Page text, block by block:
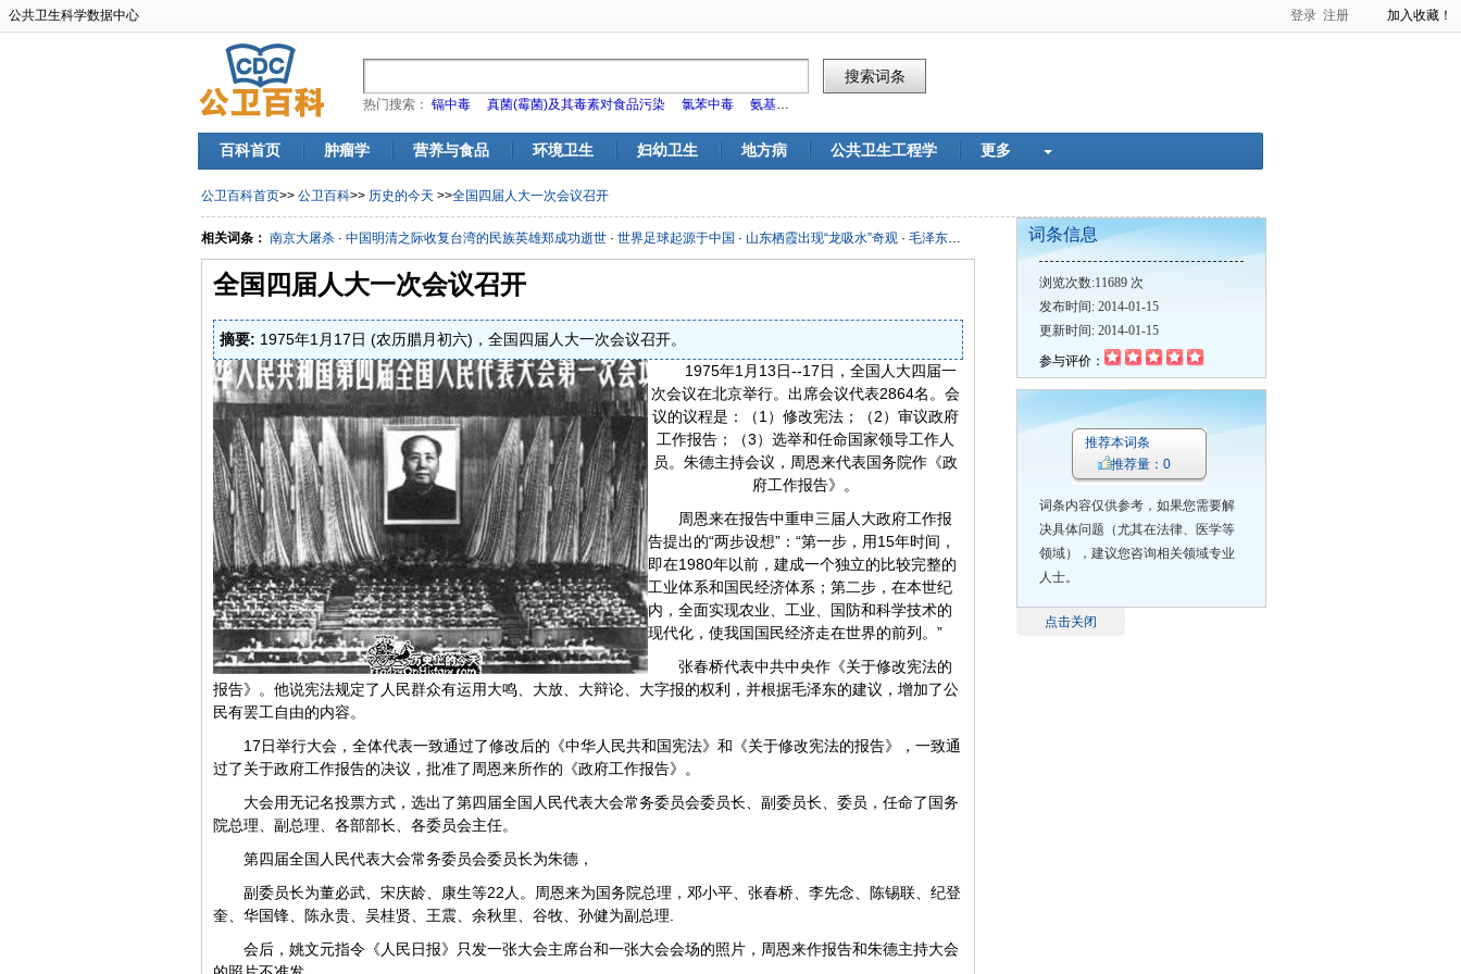
公共卫生科学数据中心 登录 注册 加入收藏！
热门搜索： 镉中毒 真菌(霉菌)及其毒素对食品污染 氯苯中毒 氨基甲酸酯类杀虫剂对食品污染
百科首页 肿瘤学 营养与食品 环境卫生 妇幼卫生 地方病 公共卫生工程学 更多
公卫百科首页>> 公卫百科>> 历史的今天 >>全国四届人大一次会议召开
相关词条： 南京大屠杀 · 中国明清之际收复台湾的民族英雄郑成功逝世 · 世界足球起源于中国 · 山东栖霞出现“龙吸水”奇观 · 毛泽东之弟毛泽覃牺牲 · 中国共产党第十四次全国代表大会召开
全国四届人大一次会议召开
摘要: 1975年1月17日 (农历腊月初六)，全国四届人大一次会议召开。
1975年1月13日--17日，全国人大四届一
次会议在北京举行。出席会议代表2864名。会
议的议程是：（1）修改宪法；（2）审议政府
工作报告；（3）选举和任命国家领导工作人
员。 朱德主持会议，周恩来代表国务院作《政
府工作报告》。
周恩来在报告中重申三届人大政府工作报
告提出的“两步设想”：“第一步，用15年时间，
即在1980年以前，建成一个独立的比较完整的
工业体系和国民经济体系；第二步，在本世纪
内，全面实现农业、工业、国防和科学技术的
现代化，使我国国民经济走在世界的前列。”
张春桥代表中共中央作《关于修改宪法的
报告》。他说宪法规定了人民群众有运用大鸣、大放、大辩论、大字报的权利，并根据毛泽东的建议，增加了公
民有罢工自由的内容。
17日举行大会， 全体代表一致通过了修改后的《中华人民共和国宪法》和《关于修改宪法的报告》，一致通
过了关于政府工作报告的决议，批准了周恩来所作的《政府工作报告》。
大会用无记名投票方式，选出了第四届全国人民代表大会常务委员会委员长、副委员长、委员，任命了国务
院总理、副总理、各部部长、各委员会主任。
第四届全国人民代表大会常务委员会委员长为朱德，
副委员长为董必武、宋庆龄、康生等22人。周恩来为国务院总理，邓小平、张春桥、李先念、陈锡联、纪登
奎、华国锋、陈永贵、吴桂贤、 王震、余秋里、谷牧、孙健为副总理.
会后，姚文元指令《人民日报》只发一张大会主席台和一张大会会场的照片，周恩来作报告和朱德主持大会
词条信息
浏览次数:11689 次
发布时间: 2014-01-15
更新时间: 2014-01-15
参与评价：
推荐本词条
推荐量：0
词条内容仅供参考，如果您需要解
决具体问题（尤其在法律、医学等
领域），建议您咨询相关领域专业
人士。
点击关闭